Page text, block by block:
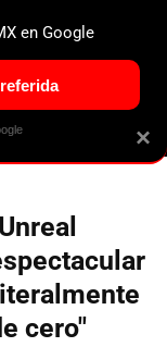
2 XBOX
cero"
×
en Google